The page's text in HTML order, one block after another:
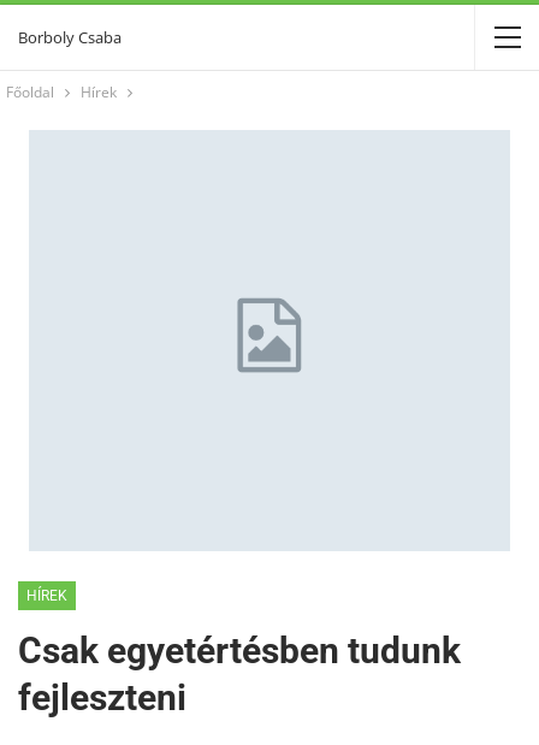
Borboly Csaba
Főoldal Hírek
HÍREK
Csak egyetértésben tudunk
fejleszteni